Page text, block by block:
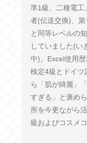
準1級、二種電工
者(伝送交換)、
と同等レベルの
していました(い
中)。Excel使用
検定4級とドイツ
ら「肌が綺麗」
すぎる」と褒め
所を今更ながら
級およびコスメ